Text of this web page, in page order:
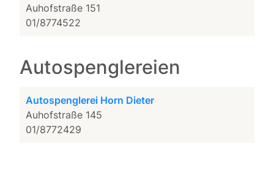
Auhofstraße 151
01/8774522
Autospenglereien
Autospenglerei Horn Dieter
Auhofstraße 145
01/8772429